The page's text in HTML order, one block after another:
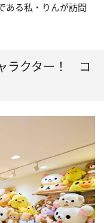
ある私・りんが訪問
ラクター！ コ